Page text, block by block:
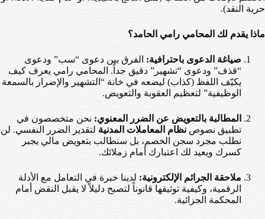
حرية النقد).
ماذا يقدم لك المحامي رامي الحامد؟
صياغة الدعوى باحترافية: الفرق بين دعوى “سب” ودعوى
“قذف” ودعوى “تشهير” دقيق جداً. المحامي رامي يعرف كيف
يكيّف اللفظ (كذاب) ليضعه في خانة “التشهير والإضرار بالسمعة
الوظيفية” لتعظيم العقوبة والتعويض.
المطالبة بالتعويض عن الضرر المعنوي: نحن متخصصون في
تطبيق نصوص نظام المعاملات المدنية لتقدير الضرر النفسي. لن
نطلب مجرد سجن الخصم، بل سنطالب بتعويض مالي يجبر
كسرك ويعيد لك اعتبارك أمام زملائك.
ملاحقة الجرائم الإلكترونية: لدينا خبرة في التعامل مع الأدلة
الرقمية، وكيفية توثيقها قانوناً لتصبح دليلاً لا يقبل النقض أمام
المحكمة الجزائية.